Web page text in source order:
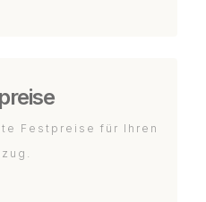
Festpreise für Ihren